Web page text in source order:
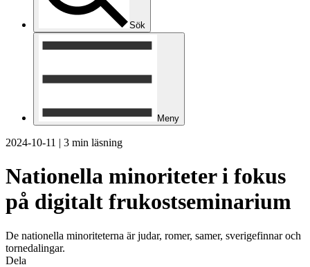
Sök
Meny
2024-10-11 | 3 min läsning
Nationella minoriteter i fokus
på digitalt frukostseminarium
De nationella minoriteterna är judar, romer, samer, sverigefinnar och
tornedalingar.
Dela